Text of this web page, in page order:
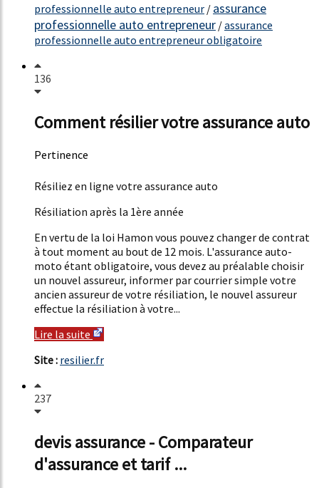
professionnelle auto entrepreneur / assurance
professionnelle auto entrepreneur /assurance
professionnelle auto entrepreneur obligatoire
136
Comment résilier votre assurance auto
Pertinence
Résiliez en ligne votre assurance auto
Résiliation après la 1ère année
En vertu de la loi Hamon vous pouvez changer de contrat
à tout moment au bout de 12 mois. L'assurance auto-
moto étant obligatoire, vous devez au préalable choisir
un nouvel assureur, informer par courrier simple votre
ancien assureur de votre résiliation, le nouvel assureur
effectue la résiliation à votre...
Lire la suite
Site : resilier.fr
237
devis assurance - Comparateur
d'assurance et tarif ...